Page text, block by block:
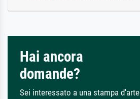
Hai ancora
domande?
Sei interessato a una stampa d'arte